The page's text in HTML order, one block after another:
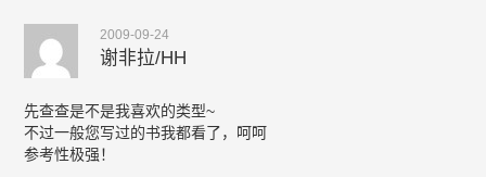
2009-09-24
谢非拉/HH
先查查是不是我喜欢的类型~
不过一般您写过的书我都看了，呵呵
参考性极强！